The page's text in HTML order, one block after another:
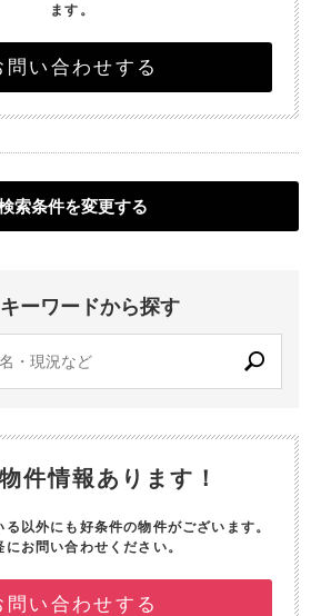
ます。
問い合わせする
索条件を変更する
キーワードから探す
件情報あります！
以外にも好条件の物件がございます。
にお問い合わせください。
問い合わせする